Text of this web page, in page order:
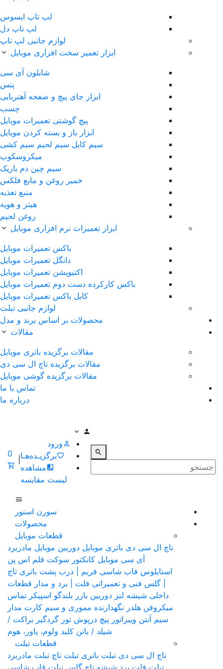
لپ‌ تاپ ایسوس
لپ تاپ دل
لوازم جانبی لپ تاپ
ابزار تعمیر سخت افزاری موبایل
شابلون آی سی
پنس
ابزار جای پیچ و صفحه آهنربایی
چسب
پیچ گوشتی تعمیرات موبایل
ابزار باز و بسته کردن موبایل
سیم کابل سیم لحیم سیم کشی
ميکروسکوپ
سیم چین دم باریک
خمیر روغن و مایع فلکس
منبع تغذیه
هیتر و هویه
روغن لحیم
ابزار تعمیرات نرم افزاری موبایل
باکس تعمیرات موبایل
دانگل تعمیرات موبایل
اکتیویشن تعمیرات موبایل
باکس کارکرده دست دوم تعمیرات موبایل
کابل باکس تعمیرات موبایل
لوازم جانبی تبلت
محصولات بر اساس برند و مدل
مقالات
مقالات برگزیده باتری موبایل
مقالات برگزیده تاچ ال سی دی
مقالات برگزیده گوشی موبایل
تماس با ما
درباره ما
ورود
برگزیـده‌هـا
مشاهده
لیست مقایسه
0
سورن استور
محصولات
قطعات موبایل
تاچ ال سی دی باتری موبایل دوربین موبایل مادربرد
آی سی موبایل کانکتور سوکت قلم اس پن
استایلوس قاب شاسی فریم | درب پشت باتری تاچ
| گلس فنی و تعمیراتی فلت | برد و مدار قطعات
داخلی شیشه لنز دوربین بازر بلندگو اسپیکر تماس
میکروفن هلدر نگهدارنده مموری و سیم کارت مدار
سیم آنتن ویبراتور پیچ درپوش تور گردگیر براکت /
شیلد / باتن کلید ولوم، پاور، هوم
قطعات تبلت
تاچ ال سی دی تبلت باتری تبلت تاچ تبلت مادربرد
تبلت فلت برد شیشه تاچ گلس تبلت قاب شاسی